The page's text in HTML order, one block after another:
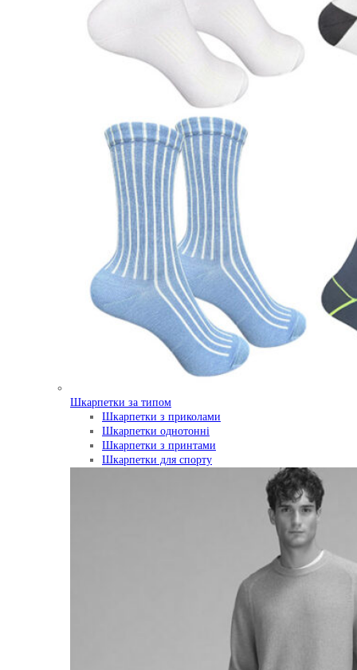
Шкарпетки за типом
Шкарпетки з приколами
Шкарпетки однотонні
Шкарпетки з принтами
Шкарпетки для спорту